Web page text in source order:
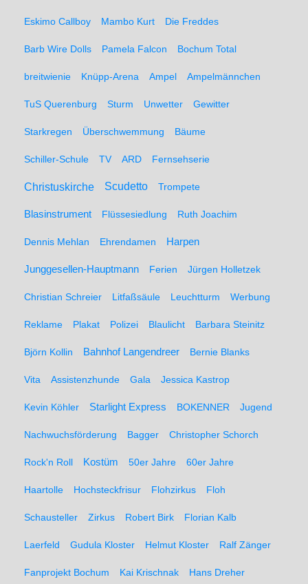
Eskimo Callboy Mambo Kurt Die Freddes
Barb Wire Dolls Pamela Falcon Bochum Total
breitwienie Knüpp-Arena Ampel Ampelmännchen
TuS Querenburg Sturm Unwetter Gewitter
Starkregen Überschwemmung Bäume
Schiller-Schule TV ARD Fernsehserie
Christuskirche Scudetto Trompete
Blasinstrument Flüssesiedlung Ruth Joachim
Dennis Mehlan Ehrendamen Harpen
Junggesellen-Hauptmann Ferien Jürgen Holletzek
Christian Schreier Litfaßsäule Leuchtturm Werbung
Reklame Plakat Polizei Blaulicht Barbara Steinitz
Björn Kollin Bahnhof Langendreer Bernie Blanks
Vita Assistenzhunde Gala Jessica Kastrop
Kevin Köhler Starlight Express BOKENNER Jugend
Nachwuchsförderung Bagger Christopher Schorch
Rock'n Roll Kostüm 50er Jahre 60er Jahre
Haartolle Hochsteckfrisur Flohzirkus Floh
Schausteller Zirkus Robert Birk Florian Kalb
Laerfeld Gudula Kloster Helmut Kloster Ralf Zänger
Fanprojekt Bochum Kai Krischnak Hans Dreher